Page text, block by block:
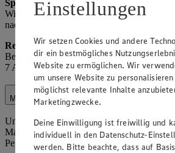
Speicherdauer:
Bis zum Widerruf der
Widerspruch gegen die Verarbeitung,
nach letzter Interaktion.
Rechtsgrundlage:Art. 6 Abs. 1 lit. a)
Bestandskundenwerbung ggf. Art. 6 Abs.
7 Abs. 3 UWG (berechtigtes Interesse an
Marktorganisation
Unter Marktorganisation fallen die interne
Marktbetriebs, einschließlich
Personaleinsatzplanung und
Einstellungen
Wir setzen Cookies und andere
dir ein bestmögliches
Website zu ermöglichen. Wir
um unsere Website zu
möglichst relevante Inhalte
Marketingzwecke.
Deine Einwilligung ist freiwillig und
individuell in den Datenschutz-
werden. Bitte beachte, dass auf